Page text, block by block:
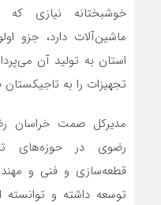
خوشبختانه نیازی
ماشین‌آلات دارد، جزو
استان به تولید آن
تجهیزات را به تاجیکستان
مدیرکل صمت خراسان
رضوی در حوزه‌های
قطعه‌سازی و فنی و